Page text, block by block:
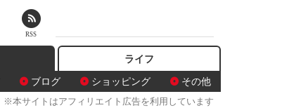
ブログ ショッピング その他
ライフ
※本サイトはアフィリエイト広告を利用しています
RSS